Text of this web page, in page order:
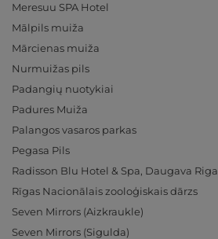
Meresuu SPA Hotel
Mālpils muiža
Mārcienas muiža
Nurmuižas pils
Padangių nuotykiai
Padures Muiža
Palangos vasaros parkas
Pegasa Pils
Radisson Blu Hotel & Spa, Daugava Riga
Rīgas Nacionālais zooloģiskais dārzs
Seven Mirrors (Aizkraukle)
Seven Mirrors (Sigulda)